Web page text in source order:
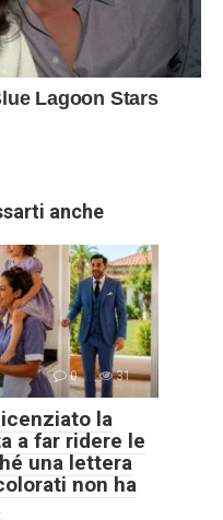
anche
0 31
la
a far ridere le
una lettera
non ha